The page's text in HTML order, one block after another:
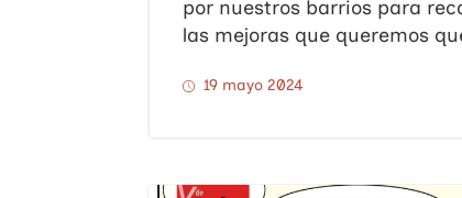
por nuestros barrios para
las mejoras que queremos
19 mayo 2024